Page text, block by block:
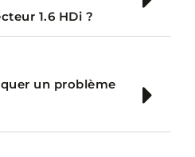
1.6 HDi ?
un problème